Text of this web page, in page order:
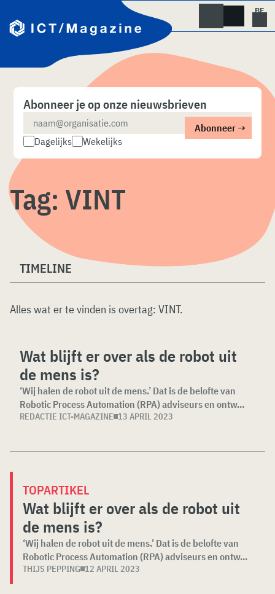
naar
content
Abonneer je op onze nieuwsbrieven
Dagelijks Wekelijks
Tag: VINT
TIMELINE
Alles wat er te vinden is overtag: VINT.
Wat blijft er over als de robot uit
de mens is?
‘Wij halen de robot uit de mens.’ Dat is de belofte van
Robotic Process Automation (RPA) adviseurs en ontw...
REDACTIE ICT-MAGAZINE 13 APRIL 2023
TOPARTIKEL
Wat blijft er over als de robot uit
de mens is?
‘Wij halen de robot uit de mens.’ Dat is de belofte van
Robotic Process Automation (RPA) adviseurs en ontw...
THIJS PEPPING 12 APRIL 2023